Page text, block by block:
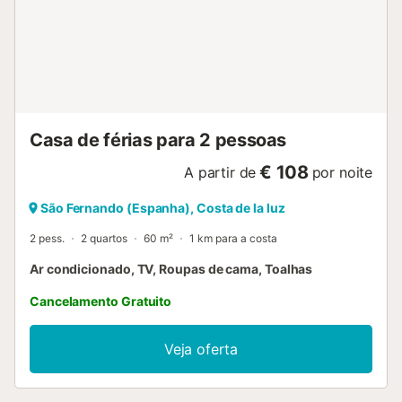
Casa de férias para 2 pessoas
A partir de € 108 por noite
São Fernando (Espanha), Costa de la luz
2 pess. 2 quartos 60 m² 1 km para a costa
Ar condicionado, TV, Roupas de cama, Toalhas
Cancelamento Gratuito
Veja oferta